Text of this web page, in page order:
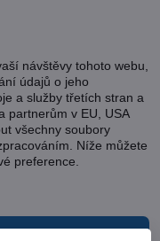
návštěvy tohoto webu,
údajů o jeho
a služby třetích stran a
partnerům v EU, USA
všechny soubory
Níže můžete
preference.